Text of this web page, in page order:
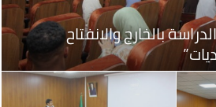
بالخارج والانفتاح